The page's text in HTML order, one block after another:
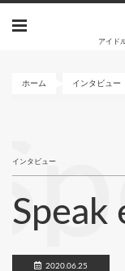
アイド
ホーム インタビュー
インタビュー
Speak
2020.06.25